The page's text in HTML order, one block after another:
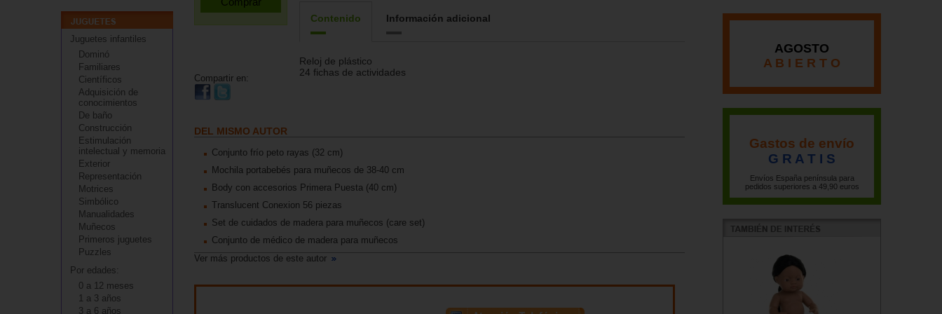
Juguetes infantiles
Dominó
Familiares
Científicos
Adquisición de
conocimientos
De baño
Construcción
Estimulación
intelectual y memoria
Exterior
Representación
Motrices
Simbólico
Manualidades
Muñecos
Primeros juguetes
Puzzles
Por edades:
0 a 12 meses
1 a 3 años
3 a 6 años
Compartir en:
Contenido Información adicional
Reloj de plástico
24 fichas de actividades
DEL MISMO AUTOR
Conjunto frío peto rayas (32 cm)
Mochila portabebés para muñecos de 38-40 cm
Body con accesorios Primera Puesta (40 cm)
Translucent Conexion 56 piezas
Set de cuidados de madera para muñecos (care set)
Conjunto de médico de madera para muñecos
Ver más productos de este autor
AGOSTO
A B I E R T O
Gastos de envío
G R A T I S
Envíos España península para
pedidos superiores a 49,90 euros